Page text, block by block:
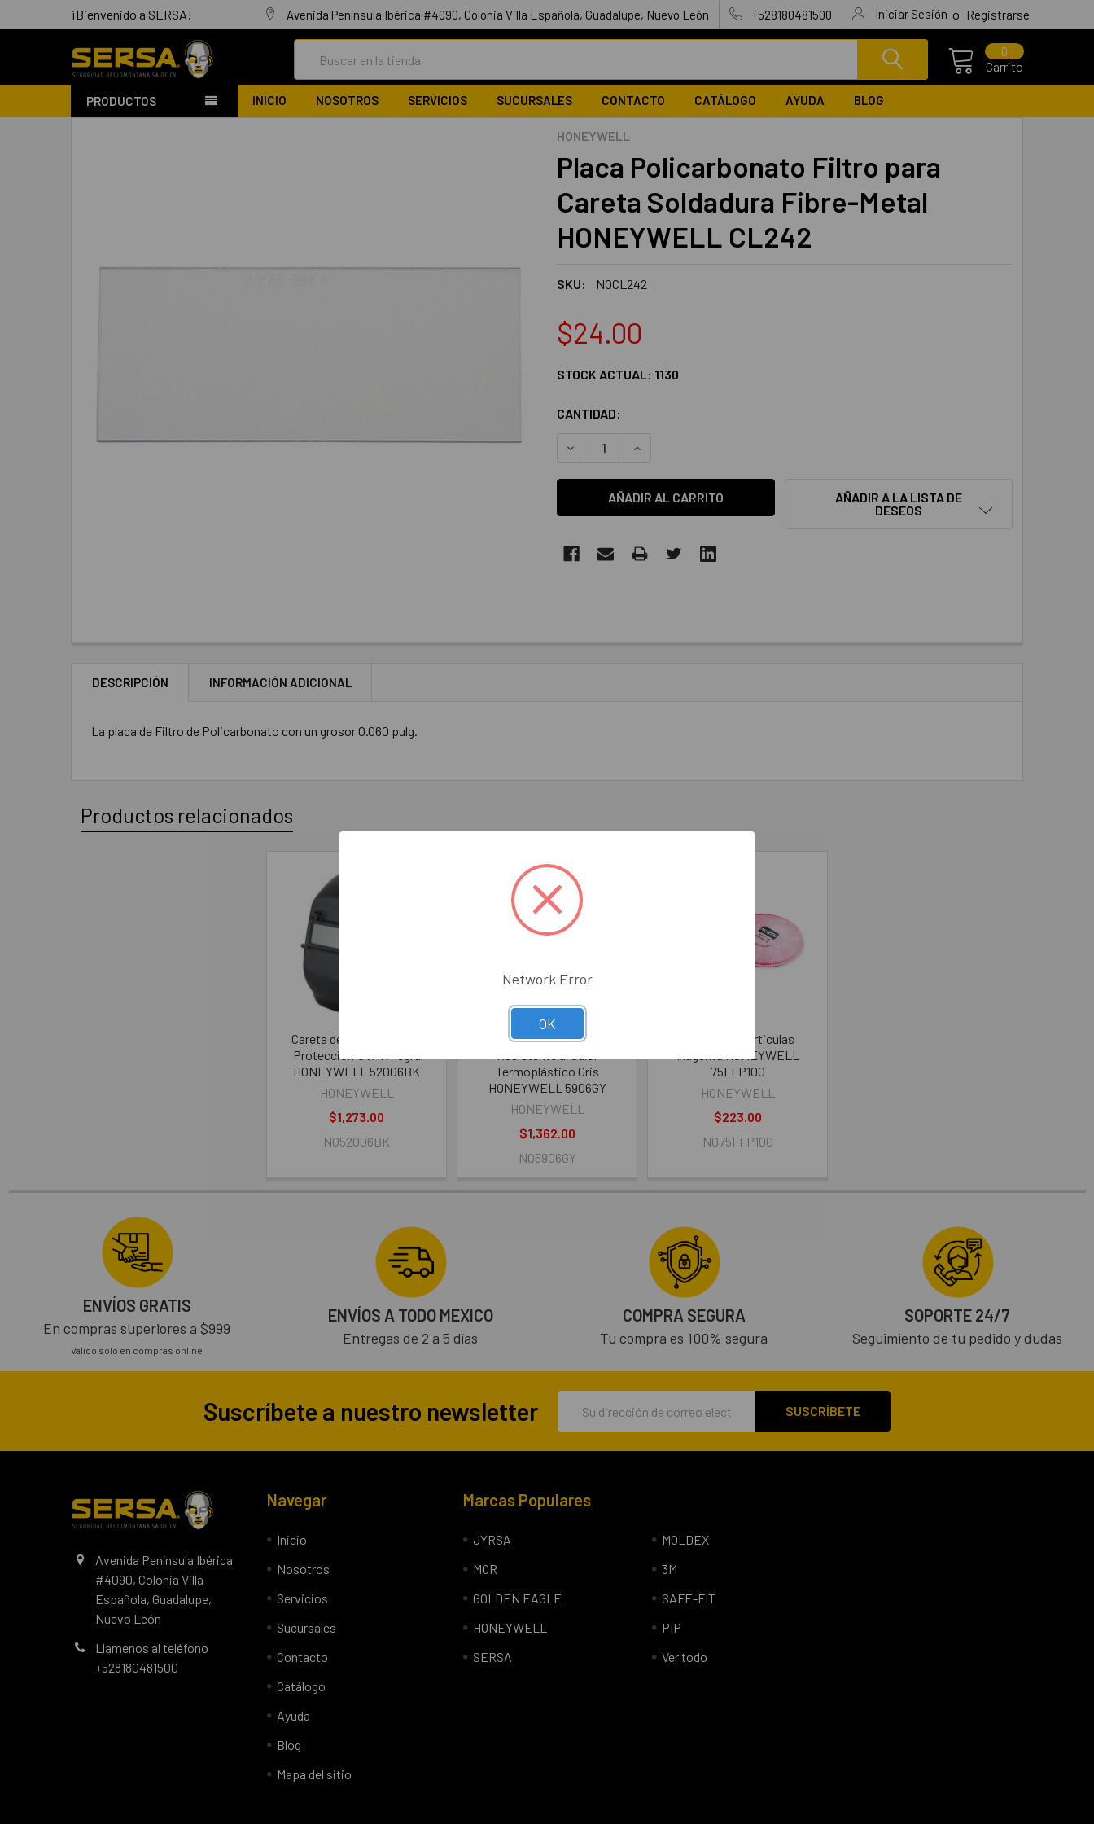
¡Bienvenido a SERSA! Avenida Península Ibérica #4090, Colonia Villa Española, Guadalupe, Nuevo León +528180481500 Iniciar Sesión o Registrarse
Carrito
0
PRODUCTOS INICIO NOSOTROS SERVICIOS SUCURSALES CONTACTO CATÁLOGO AYUDA BLOG
HONEYWELL
Placa Policarbonato Filtro para
Careta Soldadura Fibre-Metal
HONEYWELL CL242
SKU: NOCL242
$24.00
STOCK ACTUAL: 1130
CANTIDAD:
DISMINUIR LA CANTIDAD:AUMENTAR LA CANTIDAD:
AÑADIR A LA LISTA DE
DESEOS
DESCRIPCIÓN INFORMACIÓN ADICIONAL
La placa de Filtro de Policarbonato con un grosor 0.060 pulg.
Productos relacionados
Careta de Soldadura con
Protección UV/IR negra
HONEYWELL 52006BK
HONEYWELL
$1,273.00
NO52006BK
Careta de Soldadura
Termoplástico Gris
HONEYWELL 5906GY
HONEYWELL
$1,362.00
NO5906GY
Filtro para Particulas
Magenta HONEYWELL
75FFP100
HONEYWELL
$223.00
NO75FFP100
ENVÍOS GRATIS
En compras superiores a $999
Valido solo en compras online
ENVÍOS A TODO MEXICO
Entregas de 2 a 5 días
COMPRA SEGURA
Tu compra es 100% segura
SOPORTE 24/7
Seguimiento de tu pedido y dudas
Suscríbete a nuestro newsletter
Avenida Península Ibérica
#4090, Colonia Villa
Española, Guadalupe,
Nuevo León
Llamenos al teléfono
+528180481500
Navegar
Inicio
Nosotros
Servicios
Sucursales
Contacto
Catálogo
Ayuda
Blog
Mapa del sitio
Marcas Populares
JYRSA
MCR
GOLDEN EAGLE
HONEYWELL
SERSA
MOLDEX
3M
SAFE-FIT
PIP
Ver todo
Network Error
OK